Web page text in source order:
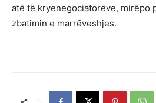
atë të kryenegociatorëve, mirëpo
zbatimin e marrëveshjes.